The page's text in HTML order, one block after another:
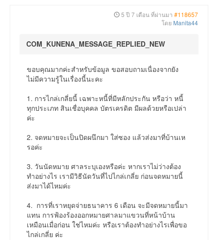
5 ปี 7 เดือน ที่ผ่านมา #118657
โดย Manita44
COM_KUNENA_MESSAGE_REPLIED_NEW
ขอบคุณมากค่ะสำหรับข้อมูล ขอสอบถามเนื่องจากยัง
ไม่มีความรู้ในเรื่องนี้นะคะ
1. การไกล่เกลี่ยนี้ เฉพาะหนี้ที่มีหลักประกัน หรือว่า หนี้
ทุกประเภท สินเชื่อบุคคล บัตรเครดิต มีผลด้วยหรือเปล่า
ค่ะ
2. จดหมายจะเป็นปิดผนึกมา ใส่ซอง แล้วส่งมาที่บ้านเห
รอค่ะ
3. วันนัดหมาย ศาลระบุเองหรือค่ะ หากเราไม่ว่างต้อง
ทำอย่างไร เรามีวิธีนัดวันที่ไปไกล่เกลี่ย ก่อนจดหมายนี้
ส่งมาได้ไหมค่ะ
4. การที่เราหยุดจ่ายธนาคาร 6 เดือน จะมีจดหมายนี้มา
แทน การฟ้องร้องออกหมายศาลมาแขวนที่หน้าบ้าน
เหมือนเมื่อก่อน ใช่ไหมค่ะ หรือเราต้องทำอย่างไรเพื่อขอ
ไกล่เกลี่ย ค่ะ